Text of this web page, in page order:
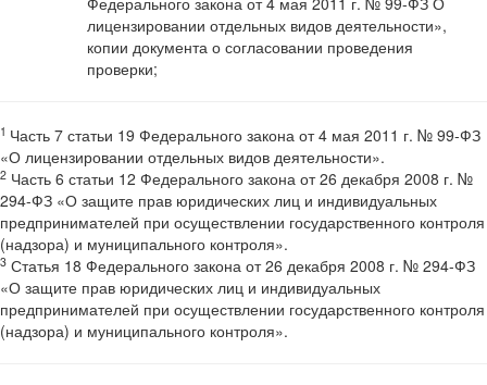
лицензировании отдельных видов деятельности»,
копии документа о согласовании проведения
проверки;
1 Часть 7 статьи 19 Федерального закона от 4 мая 2011 г. № 99-ФЗ
«О лицензировании отдельных видов деятельности».
2 Часть 6 статьи 12 Федерального закона от 26 декабря 2008 г. №
294-ФЗ «О защите прав юридических лиц и индивидуальных
предпринимателей при осуществлении государственного контроля
(надзора) и муниципального контроля».
3 Статья 18 Федерального закона от 26 декабря 2008 г. № 294-ФЗ
«О защите прав юридических лиц и индивидуальных
предпринимателей при осуществлении государственного контроля
(надзора) и муниципального контроля».